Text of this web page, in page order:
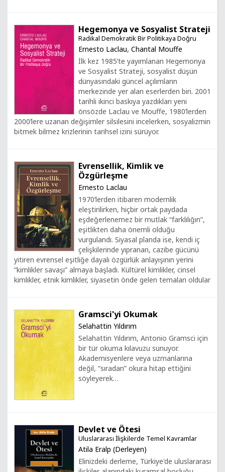
Hegemonya ve Sosyalist Strateji
Radikal Demokratik Bir Politikaya Doğru
Ernesto Laclau, Chantal Mouffe
İlk kez 1985’te yayımlanan Hegemonya
ve Sosyalist Strateji, sosyalist düşün
dünyasındaki güncel açılımların
merkezinde yer alan eserlerden biri. 2001
tarihli ikinci baskıya yazdıkları yeni
önsözde Laclau ve Mouffe, 1980’lerden
2000’lere uzanan değişimler silsilesini incelerken, sosyalizmin
bitmek bilmez krizlerinin tarihsel izini sürüyor.
Evrensellik, Kimlik ve
Özgürleşme
Ernesto Laclau
1970’lerden itibaren modernlik
eleştirilirken, hiçbir ortak paydada
eşdeğerlenemez bir mutlak “farklılığın”,
eşitlikten daha önemli olduğu
vurgulandı. Siyasal planda ise, kendi iç
çelişkilerinde yıpranan, cazibe gücünü
yitiren evrensel eşitliğe dayalı özgürlük anlayışının yerini
“kimlikler savaşı” almaya başladı. Kültürel kimlikler, cinsel
kimlikler, etnik kimlikler, siyasetin önde gelen temaları oldular
Gramsci'yi Okumak
Selahattin Yıldırım
Selahattin Yıldırım, Antonio Gramsci için
bir tür okuma kılavuzu sunuyor.
Akademisyenlere veya uzmanlarına
değil, “sıradan” okura hitap ettiğini
söyleyerek…
Devlet ve Ötesi
Uluslararası İlişkilerde Temel Kavramlar
Atila Eralp (Derleyen)
Elinizdeki derleme, Türkiye'de uluslararası